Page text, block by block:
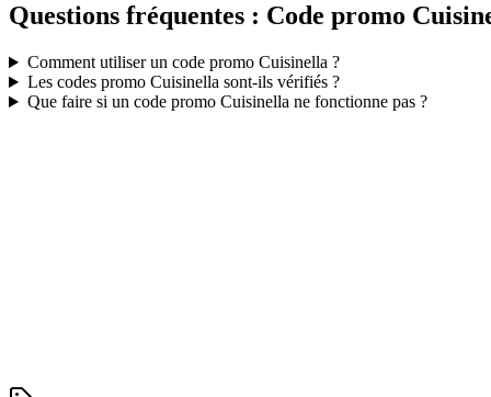
Questions fréquentes : Code promo
Comment utiliser un code promo Cuisinella ?
Les codes promo Cuisinella sont-ils vérifiés ?
Que faire si un code promo Cuisinella ne fonctionne pas ?